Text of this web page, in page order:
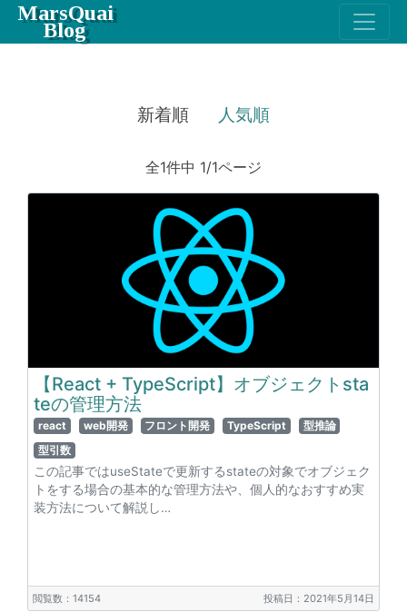
MarsQuai
Blog
新着順 人気順
全1件中 1/1ページ
【React + TypeScript】オブジェクトsta
teの管理方法
react web開発 フロント開発 TypeScript
型推論
型引数
この記事ではuseStateで更新するstateの対象でオブジェク
トをする場合の基本的な管理方法や、個人的なおすすめ実
装方法について解説し…
閲覧数：14154 投稿日：2021年5月14日